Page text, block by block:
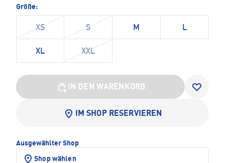
Größe:
XS S M L
XL XXL
IN DEN WARENKORB
IM SHOP RESERVIEREN
Ausgewählter Shop
Shop wählen